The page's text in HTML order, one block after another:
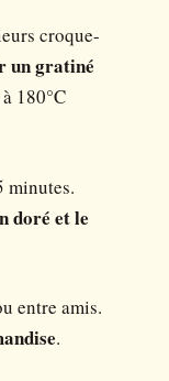
croque-
un gratiné
180°C
minutes.
doré et le
entre amis.
.